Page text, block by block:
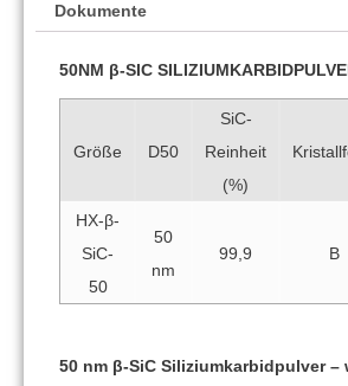
Dokumente
50NM β-SIC
Größe D50
SiC-
Reinheit
(%)
HX-β-
SiC-
50
50
nm
99,9 B
50 nm β-SiC Siliziumkarbidpulver –